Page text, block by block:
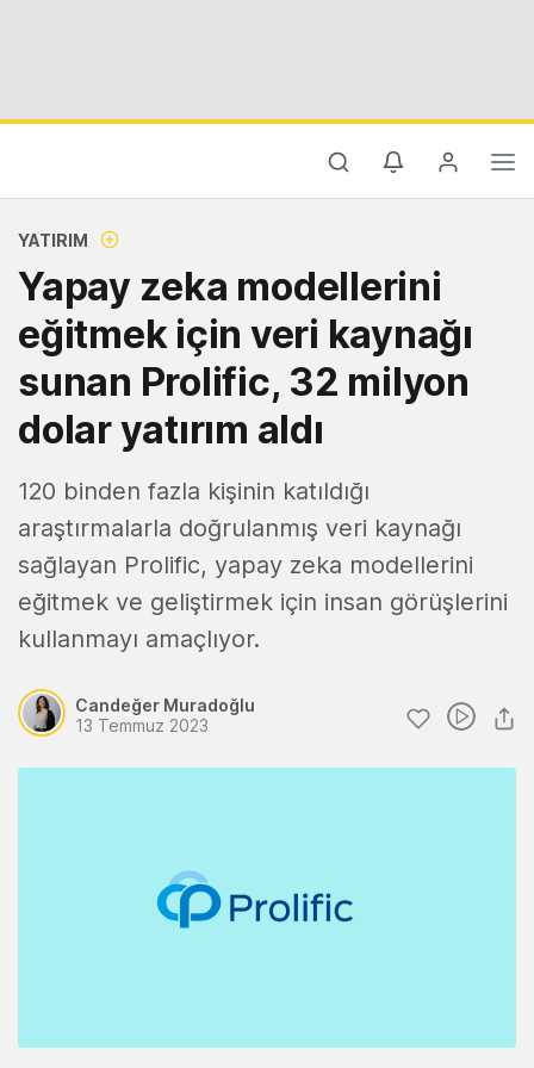
YATIRIM
Yapay zeka modellerini
eğitmek için veri kaynağı
sunan Prolific, 32 milyon
dolar yatırım aldı
120 binden fazla kişinin katıldığı
araştırmalarla doğrulanmış veri kaynağı
sağlayan Prolific, yapay zeka modellerini
eğitmek ve geliştirmek için insan görüşlerini
kullanmayı amaçlıyor.
Candeğer Muradoğlu
13 Temmuz 2023